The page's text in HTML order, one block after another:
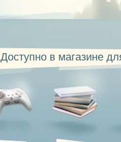
Доступно в магазине